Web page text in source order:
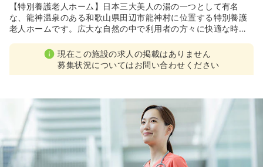
【特別養護老人ホーム】日本三大美人の湯の一つとして有名
な、龍神温泉のある和歌山県田辺市龍神村に位置する特別養護
老人ホームです。広大な自然の中で利用者の方々に快適な時間
龍神温泉という地域の特性をいかし、温泉入浴や温泉による足
湯をはじめとして、利用者の方々に楽しんでいただける行事を
開催している施設です。
現在この施設の求人の掲載はありません
募集状況についてはお問い合わせください